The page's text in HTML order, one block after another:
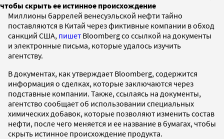
чтобы скрыть ее истинное происхождение
Миллионы баррелей венесуэльской нефти тайно
поставляются в Китай через фиктивные компании в обход
санкций США, пишет Bloomberg со ссылкой на документы
и электронные письма, которые удалось изучить
агентству.
В документах, как утверждает Bloomberg, содержится
информация о сделках, которые заключаются через
подставные компании. Также, ссылаясь на документы,
агентство сообщает об использовании специальных
химических добавок, которые позволяют изменить состав
нефти, после чего меняется и ее название в бумагах, чтобы
скрыть истинное происхождение продукта.